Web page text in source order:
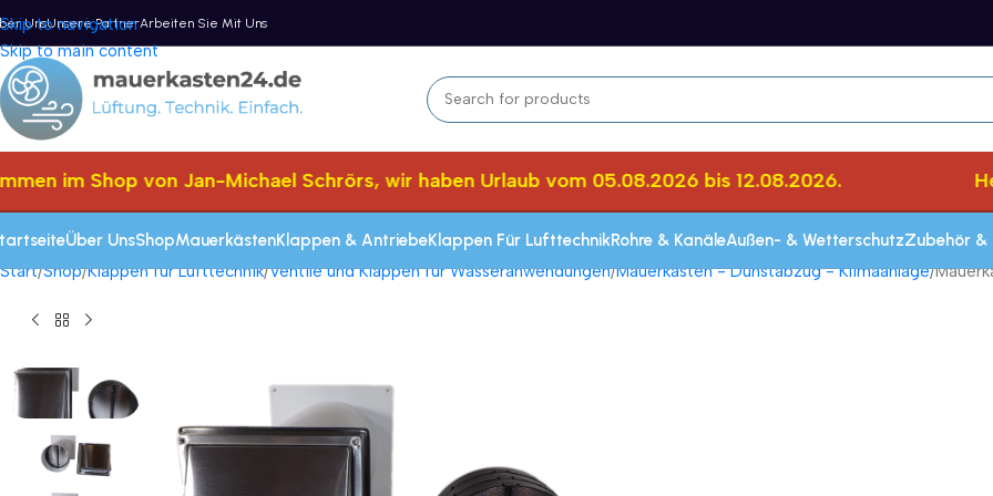
Skip to navigation
Skip to main content
UnsUnsere PartnerArbeiten Sie Mit Uns
im Shop von Jan-Michael Schrörs, wir haben Urlaub vom 05.08.2026 bis 12.08.2026.
Über UnsShopMauerkästenKlappen & AntriebeKlappen Für LufttechnikRohre & KanäleAußen- & WetterschutzZubehör &
Start Shop Klappen für Lufttechnik Ventile und Klappen für Wasseranwendungen Mauerkasten - Dunstabzug - Klimaanlage